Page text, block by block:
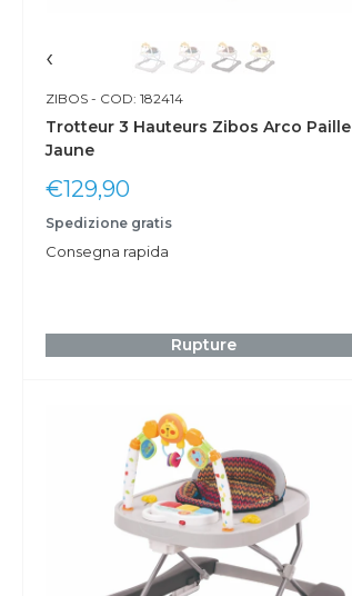
‹
ZIBOS - COD: 182414
Trotteur 3 Hauteurs Zibos Arco Paille
Jaune
Prix
€129,90
Spedizione gratis
Consegna rapida
Rupture